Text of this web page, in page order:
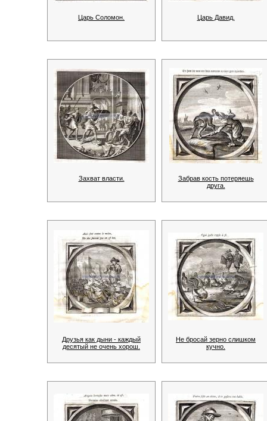
Царь Соломон. Царь Давид.
Захват власти.
Забрав кость потеряешь
друга.
Друзья как дыни - каждый
десятый не очень хорош.
Не бросай зерно слишком
кучно.